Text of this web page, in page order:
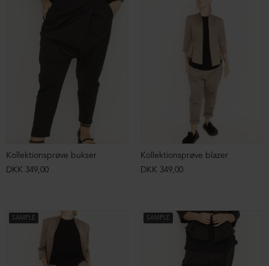
Kollektionsprøve bukser
DKK 349,00
Kollektionsprøve blazer
DKK 349,00
SAMPLE SAMPLE